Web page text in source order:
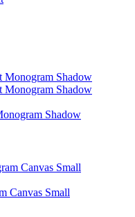
Shadow
Canvas Small